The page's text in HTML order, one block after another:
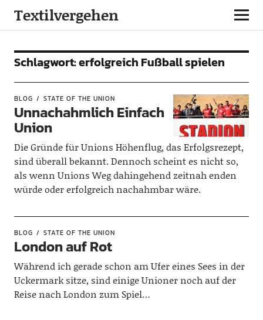
Textilvergehen
Schlagwort:erfolgreich Fußball spielen
BLOG STATE OF THE UNION
Unnachahmlich Einfach
Union
Die Gründe für Unions Höhenflug, das Erfolgsrezept,
sind überall bekannt. Dennoch scheint es nicht so,
als wenn Unions Weg dahingehend zeitnah enden
würde oder erfolgreich nachahmbar wäre.
BLOG STATE OF THE UNION
London auf Rot
Während ich gerade schon am Ufer eines Sees in der
Uckermark sitze, sind einige Unioner noch auf der
Reise nach London zum Spiel…